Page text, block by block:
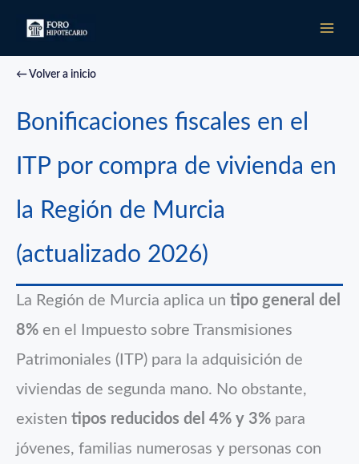
← Volver a inicio
Bonificaciones fiscales en el
ITP por compra de vivienda en
la Región de Murcia
(actualizado 2026)
La Región de Murcia aplica un tipo general del
8% en el Impuesto sobre Transmisiones
Patrimoniales (ITP) para la adquisición de
viviendas de segunda mano. No obstante,
existen tipos reducidos del 4% y 3% para
jóvenes, familias numerosas y personas con